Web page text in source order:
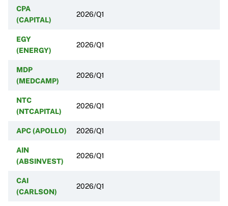
CPA
(CAPITAL)
2026/Q1
EGY
(ENERGY)
2026/Q1
MDP
(MEDCAMP)
2026/Q1
NTC
(NTCAPITAL)
2026/Q1
APC (APOLLO) 2026/Q1
AIN
(ABSINVEST)
2026/Q1
CAI
(CARLSON)
2026/Q1